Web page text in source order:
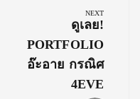
NEXT
Next
Post:
ดูเลย!
PORTFOLIO
อ๊ะอาย กรณิศ
4EVE